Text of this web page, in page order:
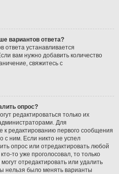
вариантов ответа?
ответа устанавливается
вам нужно добавить количество
свяжитесь с
опрос?
редактироваться только их
Для
к редактированию первого сообщения
с ним. Если никто не успел
опрос или отредактировать любой
то уже проголосовал, то только
отредактировать или удалить
нельзя было менять варианты